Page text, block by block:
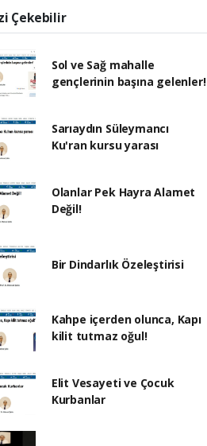
Çekebilir
Sol ve Sağ mahalle
gençlerinin başına gelenler!
Sarıaydın Süleymancı
Ku'ran kursu yarası
Olanlar Pek Hayra Alamet
Değil!
Bir Dindarlık Özeleştirisi
Kahpe içerden olunca, Kapı
kilit tutmaz oğul!
Elit Vesayeti ve Çocuk
Kurbanlar